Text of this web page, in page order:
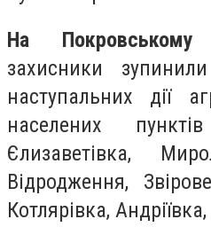
На Покровському
захисники
наступальних дії
населених
Єлизаветівка,
Відродження,
Котлярівка,